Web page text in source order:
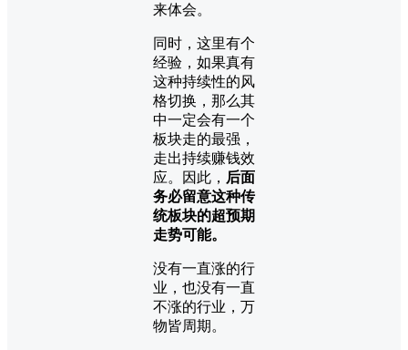
来体会。
同时，这里有个
经验，如果真有
这种持续性的风
格切换，那么其
中一定会有一个
板块走的最强，
走出持续赚钱效
应。因此， 后面
务必留意这种传
统板块的超预期
走势可能。
没有一直涨的行
业，也没有一直
不涨的行业，万
物皆周期。